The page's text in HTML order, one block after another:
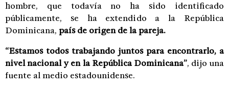
hombre, que todavía no ha sido identificado
públicamente, se ha extendido a la República
Dominicana, país de origen de la pareja.
“Estamos todos trabajando juntos para encontrarlo, a
nivel nacional y en la República Dominicana”, dijo una
fuente al medio estadounidense.